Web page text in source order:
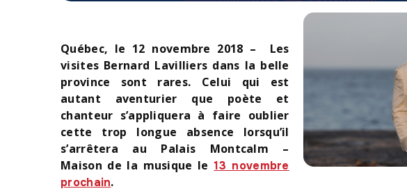
Québec, le 12 novembre 2018 – Les
visites Bernard Lavilliers dans la belle
province sont rares. Celui qui est
autant aventurier que poète et
chanteur s’appliquera à faire oublier
cette trop longue absence lorsqu’il
s’arrêtera au Palais Montcalm –
Maison de la musique le 13 novembre
prochain.